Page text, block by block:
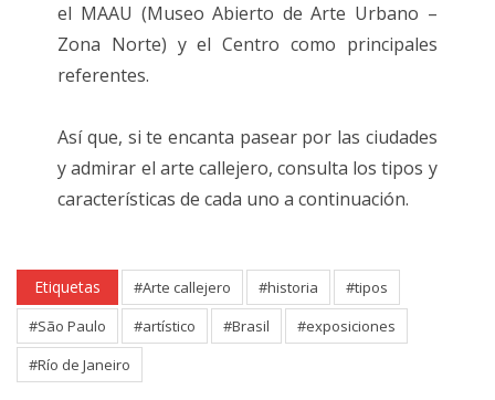
el MAAU (Museo Abierto de Arte Urbano –
Zona Norte) y el Centro como principales
referentes.
Así que, si te encanta pasear por las ciudades
y admirar el arte callejero, consulta los tipos y
características de cada uno a continuación.
Etiquetas #Arte callejero #historia
#tipos
#São Paulo
#artístico #Brasil
#exposiciones
#Río de Janeiro